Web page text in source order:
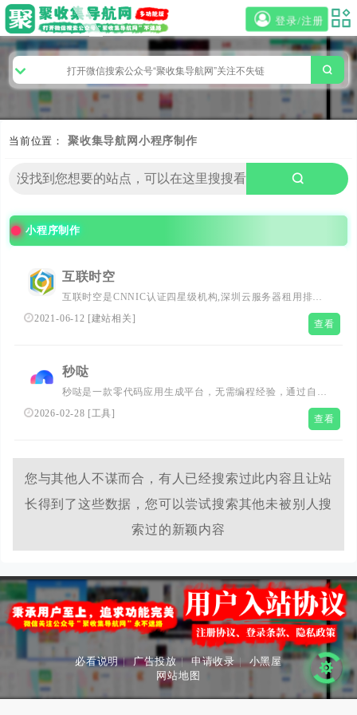
登录/注册
当前位置： 聚收集导航网 小程序制作
小程序制作
互联时空
互联时空是CNNIC认证四星级机构,深圳云服务器租用排优
秀品牌,提供云主机租用,云服务器代维,云主机租用维护,深
圳H5建站系统,网站制作,公众号开发,H5网站系统,H5建站有
2021-06-12 [建站相关] 查看
秒哒
秒哒是一款零代码应用生成平台，无需编程经验，通过自然
语言对话式和拖拽式搭建具有完整前后端的应用，一句话生
成各类应用，支持生成网站、小程序、H5、小游戏、小工
队，0成本极速上线，无需运维，一人即团队，让每个人都
具备程序员能力。
2026-02-28 [工具] 查看
您与其他人不谋而合，有人已经搜索过此内容且让站
长得到了这些数据，您可以尝试搜索其他未被别人搜
索过的新颖内容
必看说明 | 广告投放 | 申请收录 | 小黑屋
网站地图